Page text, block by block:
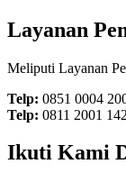
Layanan
Meliputi Layanan
Telp: 0851 0004
Telp: 0811 2001
Ikuti Kami